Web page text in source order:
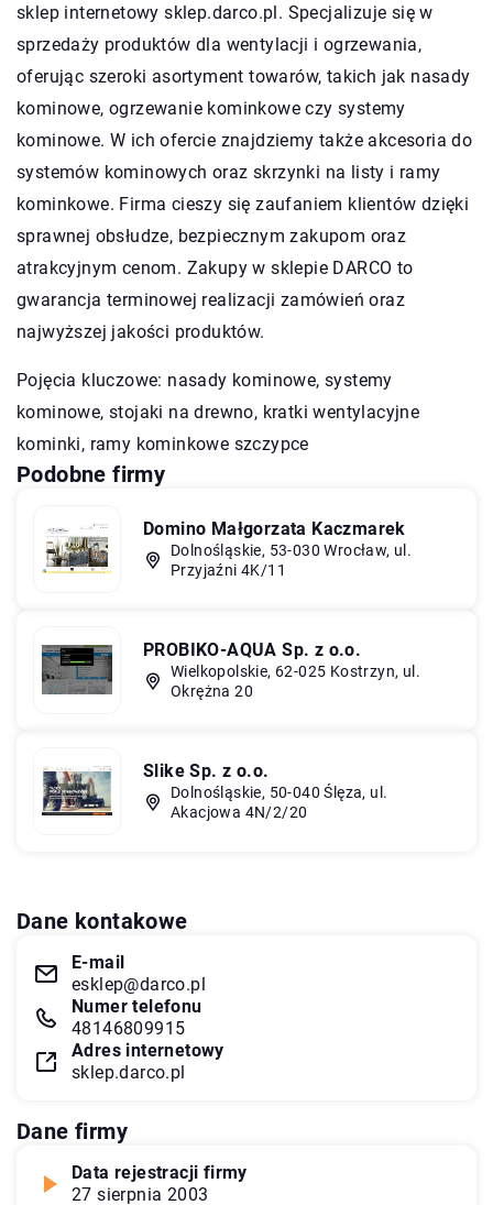
sklep internetowy sklep.darco.pl. Specjalizuje się w
sprzedaży produktów dla wentylacji i ogrzewania,
oferując szeroki asortyment towarów, takich jak nasady
kominowe, ogrzewanie kominkowe czy systemy
kominowe. W ich ofercie znajdziemy także akcesoria do
systemów kominowych oraz skrzynki na listy i ramy
kominkowe. Firma cieszy się zaufaniem klientów dzięki
sprawnej obsłudze, bezpiecznym zakupom oraz
atrakcyjnym cenom. Zakupy w sklepie DARCO to
gwarancja terminowej realizacji zamówień oraz
najwyższej jakości produktów.
Pojęcia kluczowe: nasady kominowe, systemy
kominowe, stojaki na drewno, kratki wentylacyjne
kominki, ramy kominkowe szczypce
Podobne firmy
Domino Małgorzata Kaczmarek
Dolnośląskie, 53-030 Wrocław, ul.
Przyjaźni 4K/11
PROBIKO-AQUA Sp. z o.o.
Wielkopolskie, 62-025 Kostrzyn, ul.
Okrężna 20
Slike Sp. z o.o.
Dolnośląskie, 50-040 Ślęza, ul.
Akacjowa 4N/2/20
Dane kontakowe
E-mail
esklep@darco.pl
Numer telefonu
48146809915
Adres internetowy
sklep.darco.pl
Dane firmy
Data rejestracji firmy
27 sierpnia 2003